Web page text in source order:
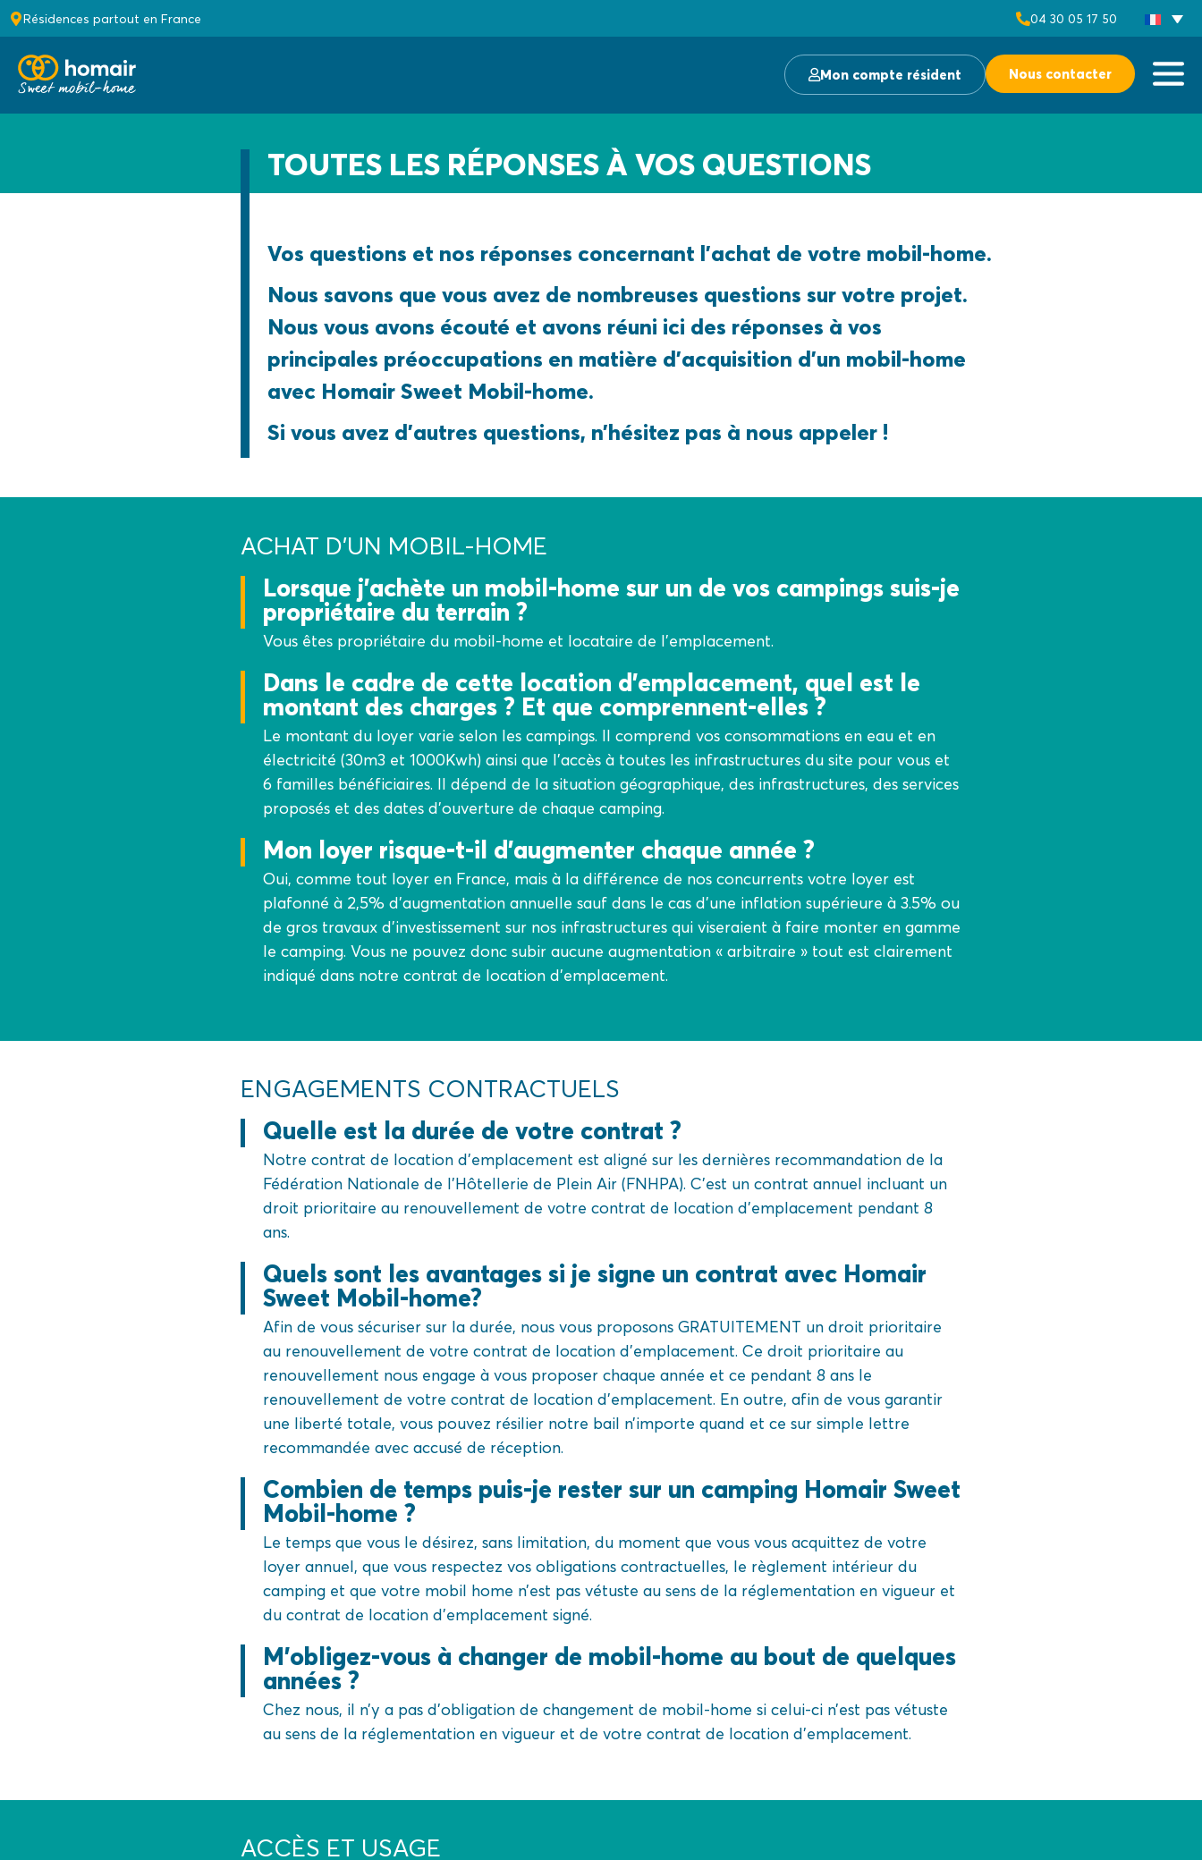
Résidences partout en France 04 30 05 17 50
Mon compte résident Nous contacter
TOUTES LES RÉPONSES À VOS QUESTIONS
Vos questions et nos réponses concernant l’achat de votre mobil-home.
Nous savons que vous avez de nombreuses questions sur votre projet.
Nous vous avons écouté et avons réuni ici des réponses à vos
principales préoccupations en matière d’acquisition d’un mobil-home
avec Homair Sweet Mobil-home.
Si vous avez d’autres questions, n’hésitez pas à nous appeler !
ACHAT D'UN MOBIL-HOME
Lorsque j’achète un mobil-home sur un de vos campings suis-je
propriétaire du terrain ?
Vous êtes propriétaire du mobil-home et locataire de l’emplacement.
Dans le cadre de cette location d’emplacement, quel est le
montant des charges ? Et que comprennent-elles ?
Le montant du loyer varie selon les campings. Il comprend vos consommations en eau et en
électricité (30m3 et 1000Kwh) ainsi que l’accès à toutes les infrastructures du site pour vous et
6 familles bénéficiaires. Il dépend de la situation géographique, des infrastructures, des services
proposés et des dates d’ouverture de chaque camping.
Mon loyer risque-t-il d’augmenter chaque année ?
Oui, comme tout loyer en France, mais à la différence de nos concurrents votre loyer est
plafonné à 2,5% d’augmentation annuelle sauf dans le cas d’une inflation supérieure à 3.5% ou
de gros travaux d’investissement sur nos infrastructures qui viseraient à faire monter en gamme
le camping. Vous ne pouvez donc subir aucune augmentation « arbitraire » tout est clairement
indiqué dans notre contrat de location d’emplacement.
ENGAGEMENTS CONTRACTUELS
Quelle est la durée de votre contrat ?
Notre contrat de location d’emplacement est aligné sur les dernières recommandation de la
Fédération Nationale de l’Hôtellerie de Plein Air (FNHPA). C’est un contrat annuel incluant un
droit prioritaire au renouvellement de votre contrat de location d’emplacement pendant 8
ans.
Quels sont les avantages si je signe un contrat avec Homair
Sweet Mobil-home?
Afin de vous sécuriser sur la durée, nous vous proposons GRATUITEMENT un droit prioritaire
au renouvellement de votre contrat de location d’emplacement. Ce droit prioritaire au
renouvellement nous engage à vous proposer chaque année et ce pendant 8 ans le
renouvellement de votre contrat de location d’emplacement. En outre, afin de vous garantir
une liberté totale, vous pouvez résilier notre bail n’importe quand et ce sur simple lettre
recommandée avec accusé de réception.
Combien de temps puis-je rester sur un camping Homair Sweet
Mobil-home ?
Le temps que vous le désirez, sans limitation, du moment que vous vous acquittez de votre
loyer annuel, que vous respectez vos obligations contractuelles, le règlement intérieur du
camping et que votre mobil home n’est pas vétuste au sens de la réglementation en vigueur et
du contrat de location d’emplacement signé.
M’obligez-vous à changer de mobil-home au bout de quelques
années ?
Chez nous, il n’y a pas d’obligation de changement de mobil-home si celui-ci n’est pas vétuste
au sens de la réglementation en vigueur et de votre contrat de location d’emplacement.
ACCÈS ET USAGE